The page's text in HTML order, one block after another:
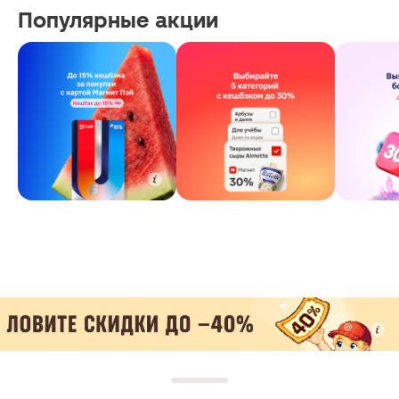
Популярные акции